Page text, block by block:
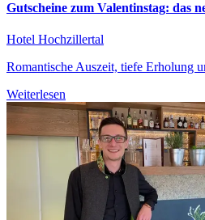
Gutscheine zum Valentinstag: das
Hotel Hochzillertal
Romantische Auszeit, tiefe Erholung
Weiterlesen